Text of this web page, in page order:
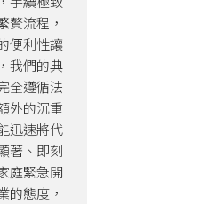
贅流程，
便利性讓
我們的典
全遵循法
外的沉重
迅速將代
著、即刻
庭緊急開
的態度，